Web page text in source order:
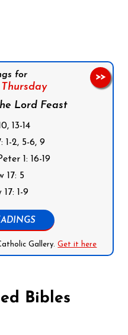
for
Thursday
Lord Feast
13-14
1-2, 5-6, 9
1: 16-19
17: 5
1-9
Gallery.Get it here
>>
Bibles